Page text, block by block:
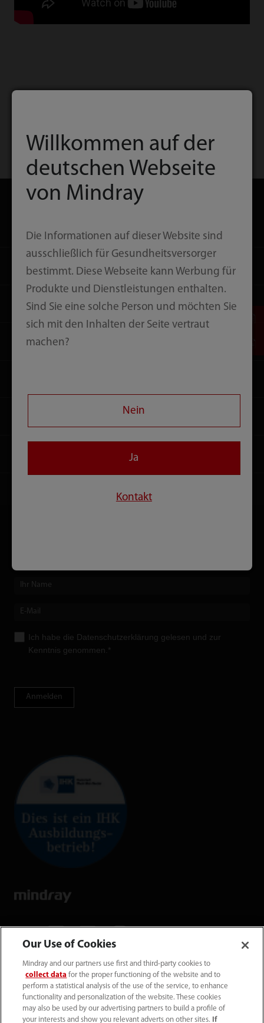
Startseite Kontakt Download
Produkte
Lösungen
Dienstleistungen
Medienzentrum
Ich habe die Datenschutzerklärung gelesen und zur
Kenntnis genommen.*
Anmelden
Mindray Medical Germany GmbH
Goebel­straße 21 64293 Darmstadt
06151 3910 - 0
Our Use of Cookies
Mindray and our partners use first and third-party cookies to
collect data for the proper functioning of the website and to
perform a statistical analysis of the use of the service, to enhance
functionality and personalization of the website. These cookies
may also be used by our advertising partners to build a profile of
your interests and show you relevant adverts on other sites.
If
Willkommen auf der
deutschen Webseite
von Mindray
Die Informationen auf dieser Website sind
ausschließlich für Gesundheitsversorger
bestimmt. Diese Webseite kann Werbung für
Produkte und Dienstleistungen enthalten.
Sind Sie eine solche Person und möchten Sie
sich mit den Inhalten der Seite vertraut
machen?
Nein
Ja
Kontakt